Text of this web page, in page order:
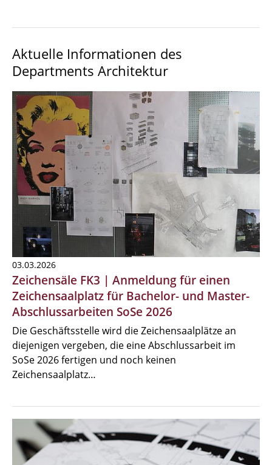
Aktuelle Informationen des
Departments Architektur
03.03.2026
Zeichensäle FK3 | Anmeldung für einen
Zeichensaalplatz für Bachelor- und Master-
Abschlussarbeiten SoSe 2026
Die Geschäftsstelle wird die Zeichensaalplätze an
diejenigen vergeben, die eine Abschlussarbeit im
SoSe 2026 fertigen und noch keinen
Zeichensaalplatz…